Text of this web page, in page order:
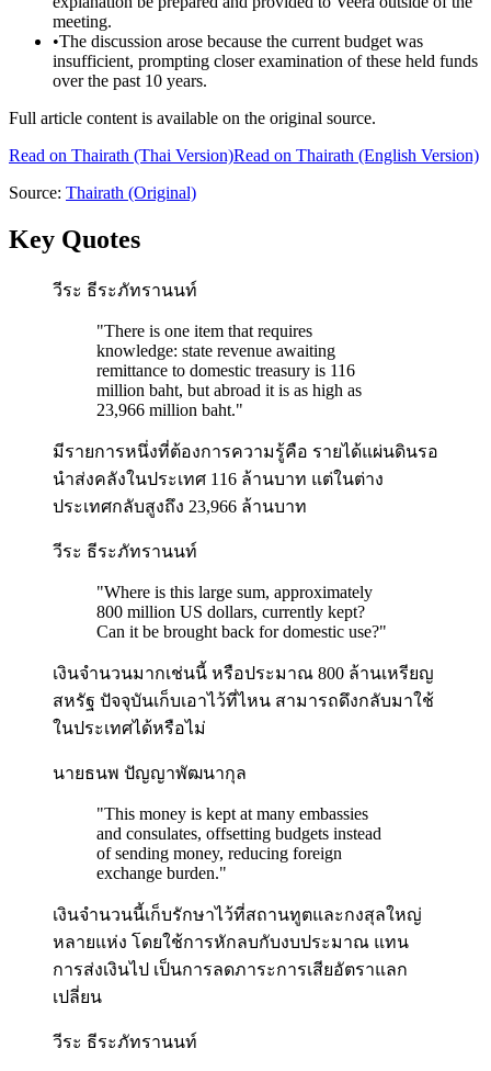
meeting.
•The discussion arose because the current budget was
insufficient, prompting closer examination of these held funds
over the past 10 years.
Full article content is available on the original source.
Read on Thairath (Thai Version)Read on Thairath (English Version)
Source: Thairath (Original)
Key Quotes
วีระ ธีระภัทรานนท์
"There is one item that requires
knowledge: state revenue awaiting
remittance to domestic treasury is 116
million baht, but abroad it is as high as
23,966 million baht."
มีรายการหนึ่งที่ต้องการความรู้คือ รายได้แผ่นดินรอ
นำส่งคลังในประเทศ 116 ล้านบาท แต่ในต่าง
ประเทศกลับสูงถึง 23,966 ล้านบาท
วีระ ธีระภัทรานนท์
"Where is this large sum, approximately
800 million US dollars, currently kept?
Can it be brought back for domestic use?"
เงินจำนวนมากเช่นนี้ หรือประมาณ 800 ล้านเหรียญ
สหรัฐ ปัจจุบันเก็บเอาไว้ที่ไหน สามารถดึงกลับมาใช้
ในประเทศได้หรือไม่
นายธนพ ปัญญาพัฒนากุล
"This money is kept at many embassies
and consulates, offsetting budgets instead
of sending money, reducing foreign
exchange burden."
เงินจำนวนนี้เก็บรักษาไว้ที่สถานทูตและกงสุลใหญ่
หลายแห่ง โดยใช้การหักลบกับงบประมาณ แทน
การส่งเงินไป เป็นการลดภาระการเสียอัตราแลก
เปลี่ยน
วีระ ธีระภัทรานนท์